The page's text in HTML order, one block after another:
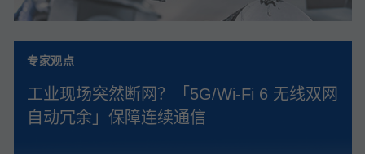
专家观点
工业现场突然断网？「5G/Wi‑Fi 6 无线双网
自动冗余」保障连续通信